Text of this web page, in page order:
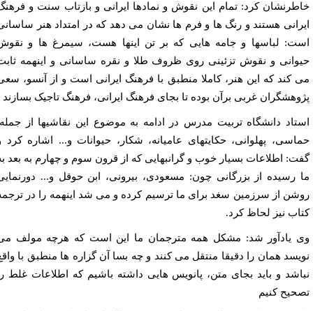
کرد: تمام این نقوش و نمادها ایرانی و بازتاب سنت و فرهنگ
هستند و رنگ ها و فرم ها نشان می دهد که در امتداد هنر ساسانی
لباسها و جامه هایی که بر تن اینها هست، سیمرغ ها و نقوش
و نقوش تزئینی روی ظروف طلا و نقره ساسانی و اینهمه ثابت
کند که این هنر، کاملا منطبق با فرهنگ ایرانی است و از آنسو، سعی
غربی برآن بوده تا بجای فرهنگ ایرانی، فرهنگ تاجیک بسازند
دانشگاه تربیت مدرس در ادامه به موضوع این نقاشیها از جمله:
پهلوانی، حکایتهای عامیانه، شکار، حیوانات و... اشاره کرد و
اطلاعات بسیار خوب و گرانبهایی که از قرون سوم و چهارم به بعد به
رسیده از بزرگانی چون: مسعودی، بیرونی، ابن حوقل و... دورنمایی
از سرزمین سغد برای ما ترسیم کرده و می شد اینهمه را در ترجمه
نیز لحاظ کرد.
یادآور شد: مشکل همه مترجمان ما این است که هرچه مولف می
همان را دقیقا منتقل می کنند و چه بسا آن گزاره ها منطبق با واقع
و باید بجای متن، پانویس هایی داشته باشیم که اطلاعات غلط را
کنیم